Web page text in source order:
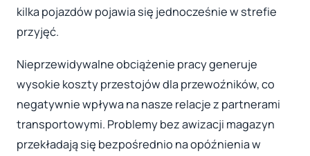
kilka pojazdów pojawia się jednocześnie w strefie
przyjęć.
Nieprzewidywalne obciążenie pracy generuje
wysokie koszty przestojów dla przewoźników, co
negatywnie wpływa na nasze relacje z partnerami
transportowymi. Problemy bez awizacji magazyn
przekładają się bezpośrednio na opóźnienia w